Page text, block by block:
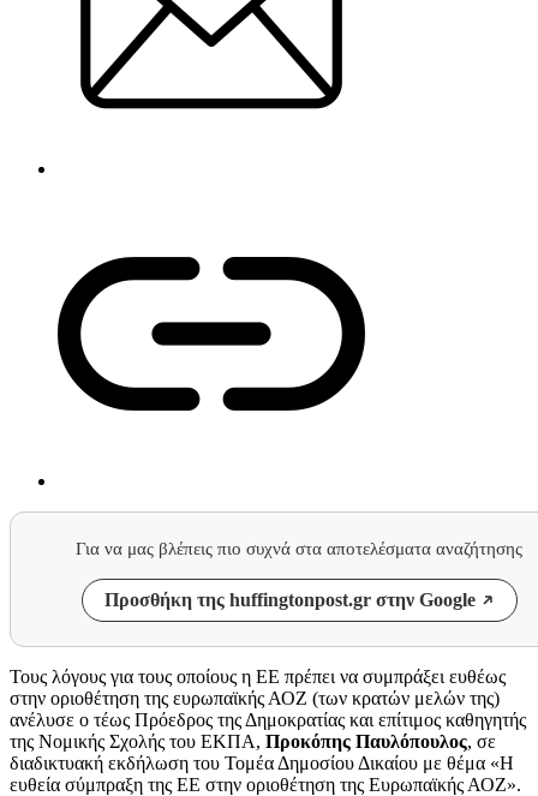
Για να μας βλέπεις πιο συχνά στα αποτελέσματα αναζήτησης
Προσθήκη της huffingtonpost.gr στην Google
Τους λόγους για τους οποίους η ΕΕ πρέπει να συμπράξει ευθέως
στην οριοθέτηση της ευρωπαϊκής ΑΟΖ (των κρατών μελών της)
ανέλυσε ο τέως Πρόεδρος της Δημοκρατίας και επίτιμος καθηγητής
της Νομικής Σχολής του ΕΚΠΑ, Προκόπης Παυλόπουλος, σε
διαδικτυακή εκδήλωση του Τομέα Δημοσίου Δικαίου με θέμα «Η
ευθεία σύμπραξη της ΕΕ στην οριοθέτηση της Ευρωπαϊκής ΑΟΖ».